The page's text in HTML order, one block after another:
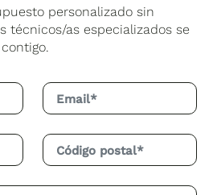
personalizado sin
técnicos/as especializados se